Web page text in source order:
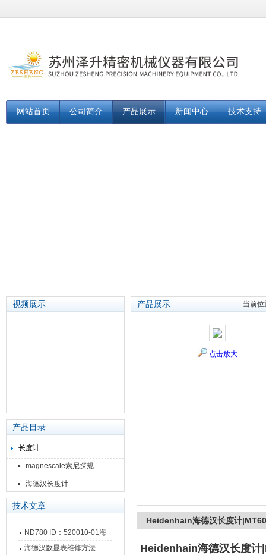
网站首页 公司简介 产品展示 新闻中心 技术支持
视频展示
产品目录
长度计
magnescale索尼探规
海德汉长度计
技术文章
ND780 ID：520010-01海
德汉数显表故障维修内容
海德汉数显表维修方法
产品展示 当前位
点击放大
Heidenhain海德汉长度计
Heidenhain海德汉长度计